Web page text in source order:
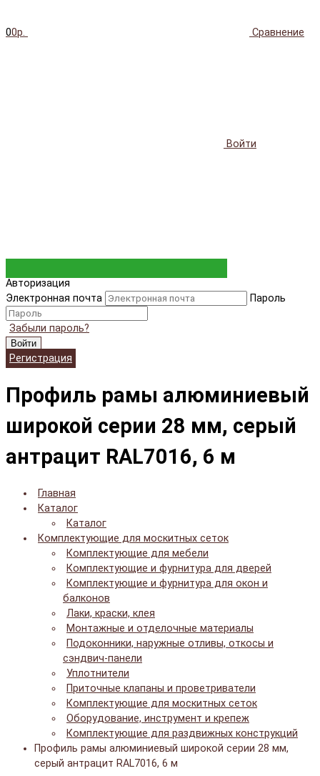
00р. Сравнение
Войти
Авторизация
Электронная почта
Пароль
Забыли пароль?
Войти
Регистрация
Профиль рамы алюминиевый
широкой серии 28 мм, серый
антрацит RAL7016, 6 м
Главная
Каталог
Каталог
Комплектующие для москитных сеток
Комплектующие для мебели
Комплектующие и фурнитура для дверей
Комплектующие и фурнитура для окон и
балконов
Лаки, краски, клея
Монтажные и отделочные материалы
Подоконники, наружные отливы, откосы и
сэндвич-панели
Уплотнители
Приточные клапаны и проветриватели
Комплектующие для москитных сеток
Оборудование, инструмент и крепеж
Комплектующие для раздвижных конструкций
Профиль рамы алюминиевый широкой серии 28 мм,
серый антрацит RAL7016, 6 м